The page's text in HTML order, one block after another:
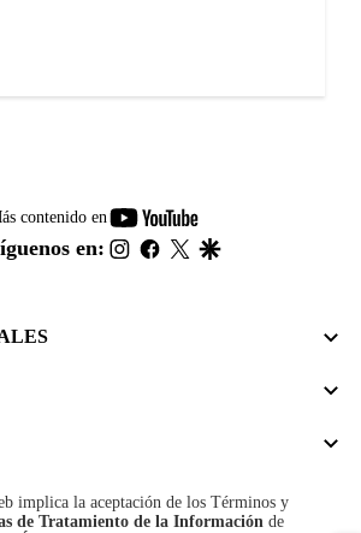
contenido en
youtube-
footer
en: instagram
facebook
twitter
implica la aceptación de los Términos y
de Tratamiento de la Información de